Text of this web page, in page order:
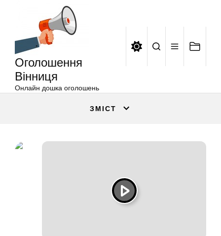
Оголошення
Вінниця
Онлайн дошка оголошень
ЗМІСТ